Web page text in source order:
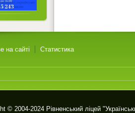
на сайті Статистика
© 2004-2024 Рівненський ліцей